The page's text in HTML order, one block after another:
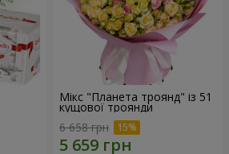
Мікс "Планета троянд" із 51
кущової троянди
6 658 грн